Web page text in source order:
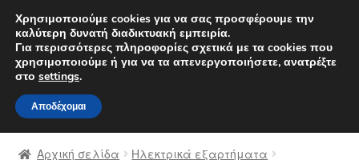
ΑΠΟΣΤΟΛΗ από 7 EUR
Δευτέρα-Παρ. 9 π.μ. - 4 μ.μ.
Απευθείας
μετάβαση
στην
πλοήγηση
Μετάβαση
σε
περιεχόμενο
Αρχική
Αρχική σελίδα
Ηλεκτρικά εξαρτήματα
Χρησιμοποιούμε cookies για να σας προσφέρουμε την
καλύτερη δυνατή διαδικτυακή εμπειρία.
Για περισσότερες πληροφορίες σχετικά με τα cookies που
χρησιμοποιούμε ή για να τα απενεργοποιήσετε, ανατρέξτε
στο settings.
Αποδέχομαι